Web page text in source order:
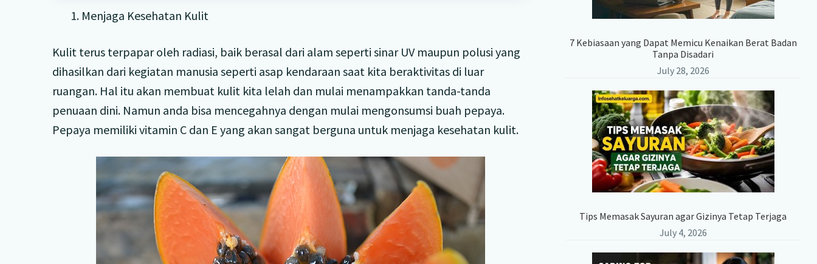
1. Menjaga Kesehatan Kulit
Kulit terus terpapar oleh radiasi, baik berasal dari alam seperti sinar UV maupun polusi yang
dihasilkan dari kegiatan manusia seperti asap kendaraan saat kita beraktivitas di luar
ruangan. Hal itu akan membuat kulit kita lelah dan mulai menampakkan tanda-tanda
penuaan dini. Namun anda bisa mencegahnya dengan mulai mengonsumsi buah pepaya.
Pepaya memiliki vitamin C dan E yang akan sangat berguna untuk menjaga kesehatan kulit.
7 Kebiasaan yang Dapat Memicu Kenaikan Berat Badan
Tanpa Disadari
July 28, 2026
Tips Memasak Sayuran agar Gizinya Tetap Terjaga
July 4, 2026